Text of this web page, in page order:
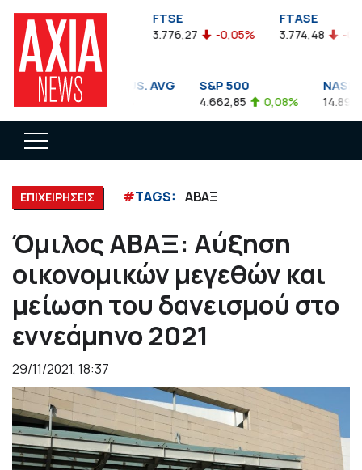
FTSEA
899,47 -0,04%
FTSE
3.776,27 -0,05%
FTASE
3.774,48 -0,10%
DOW JONES INDUS. AVG
35.911,81 -0,56%
S&P 500
4.662,85 0,08% 14.893,75
ΕΠΙΧΕΙΡΗΣΕΙΣ #TAGS: ΑΒΑΞ
Όμιλος ΑΒΑΞ: Αύξηση
οικονομικών μεγεθών και
μείωση του δανεισμού στο
εννεάμηνο 2021
29/11/2021, 18:37